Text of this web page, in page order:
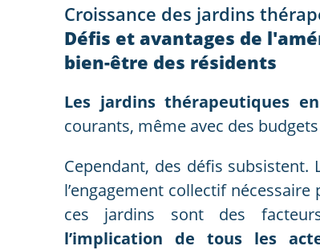
Croissance des jardins
Défis et avantages de
bien-être des résidents
Les jardins thérapeutiques
courants, même avec des
Cependant, des défis
l’engagement collectif
ces jardins sont des
l’implication de tous les